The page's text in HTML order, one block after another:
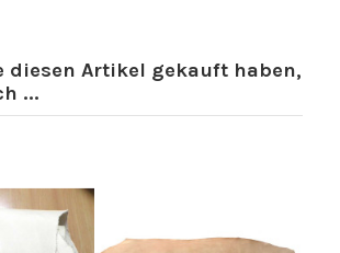
diesen Artikel gekauft haben,
...